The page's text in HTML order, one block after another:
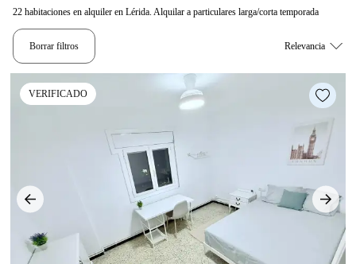
22 habitaciones en alquiler en Lérida. Alquilar a particulares larga/corta temporada
Borrar filtros
VERIFICADO